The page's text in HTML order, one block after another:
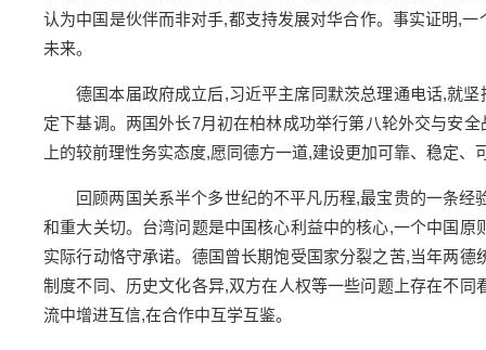
认为中国是伙伴而非对手,都支持发展对华合作。事实证明,
未来。
德国本届政府成立后,习近平主席同默茨总理通电话,就
定下基调。两国外长7月初在柏林成功举行第八轮外交与安
上的较前理性务实态度,愿同德方一道,建设更加可靠、稳定
回顾两国关系半个多世纪的不平凡历程,最宝贵的一条
和重大关切。台湾问题是中国核心利益中的核心,一个中国
实际行动恪守承诺。德国曾长期饱受国家分裂之苦,当年两
制度不同、历史文化各异,双方在人权等一些问题上存在不
流中增进互信,在合作中互学互鉴。